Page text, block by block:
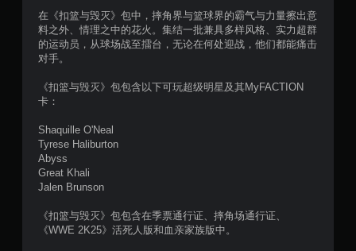
5
颗
在《扣篮与毁灭》包中，摔角界与篮球界的霸气与力量擦出意
料之外、情理之中的花火。集结一批兼具多样风格、实力超群
的运动员，从球场战至擂台，无论在何处迎战，他们都能痛击
对手。
《扣篮与毁灭》包包含以下可玩超级明星及其MyFACTION
卡：
Shaquille O'Neal
Tyrese Haliburton
Abyss
Great Khali
Jalen Brunson
《扣篮与毁灭》包包含在季票通行证、摔角场通行证、
《WWE 2K25》活死人版和血亲家族版中。